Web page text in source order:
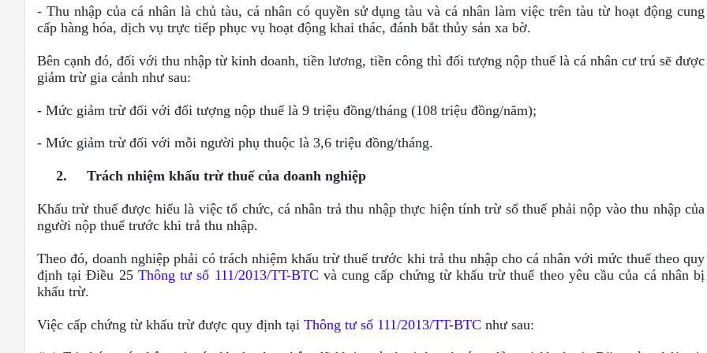
- Thu nhập của cá nhân là chủ tàu, cá nhân có quyền sử dụng tàu và cá nhân làm việc trên tàu từ hoạt động cung
cấp hàng hóa, dịch vụ trực tiếp phục vụ hoạt động khai thác, đánh bắt thủy sản xa bờ.
Bên cạnh đó, đối với thu nhập từ kinh doanh, tiền lương, tiền công thì đối tượng nộp thuế là cá nhân cư trú sẽ được
giảm trừ gia cảnh như sau:
- Mức giảm trừ đối với đối tượng nộp thuế là 9 triệu đồng/tháng (108 triệu đồng/năm);
- Mức giảm trừ đối với mỗi người phụ thuộc là 3,6 triệu đồng/tháng.
2. Trách nhiệm khấu trừ thuế của doanh nghiệp
Khấu trừ thuế được hiểu là việc tổ chức, cá nhân trả thu nhập thực hiện tính trừ số thuế phải nộp vào thu nhập của
người nộp thuế trước khi trả thu nhập.
Theo đó, doanh nghiệp phải có trách nhiệm khấu trừ thuế trước khi trả thu nhập cho cá nhân với mức thuế theo quy
định tại Điều 25 Thông tư số 111/2013/TT-BTC và cung cấp chứng từ khấu trừ thuế theo yêu cầu của cá nhân bị
khấu trừ.
Việc cấp chứng từ khấu trừ được quy định tại Thông tư số 111/2013/TT-BTC như sau: